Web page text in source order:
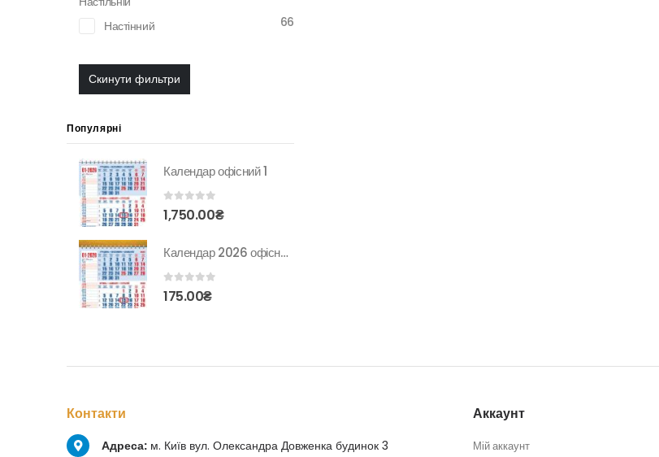
Настінний
66
Скинути фильтри
Популярні
Календар офісний 1
0 з 5
1,750.00₴
Календар 2026 офісний 1. Підкова
0з 5
175.00₴
Контакти
Адреса: м. Київ вул. Олександра Довженка будинок 3
Аккаунт
Мій аккаунт